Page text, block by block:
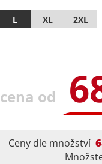
L XL 2XL
cena od
Ceny dle množství